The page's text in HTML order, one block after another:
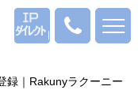
ログイン
53 -
1069
録｜Rakunyラクーニー